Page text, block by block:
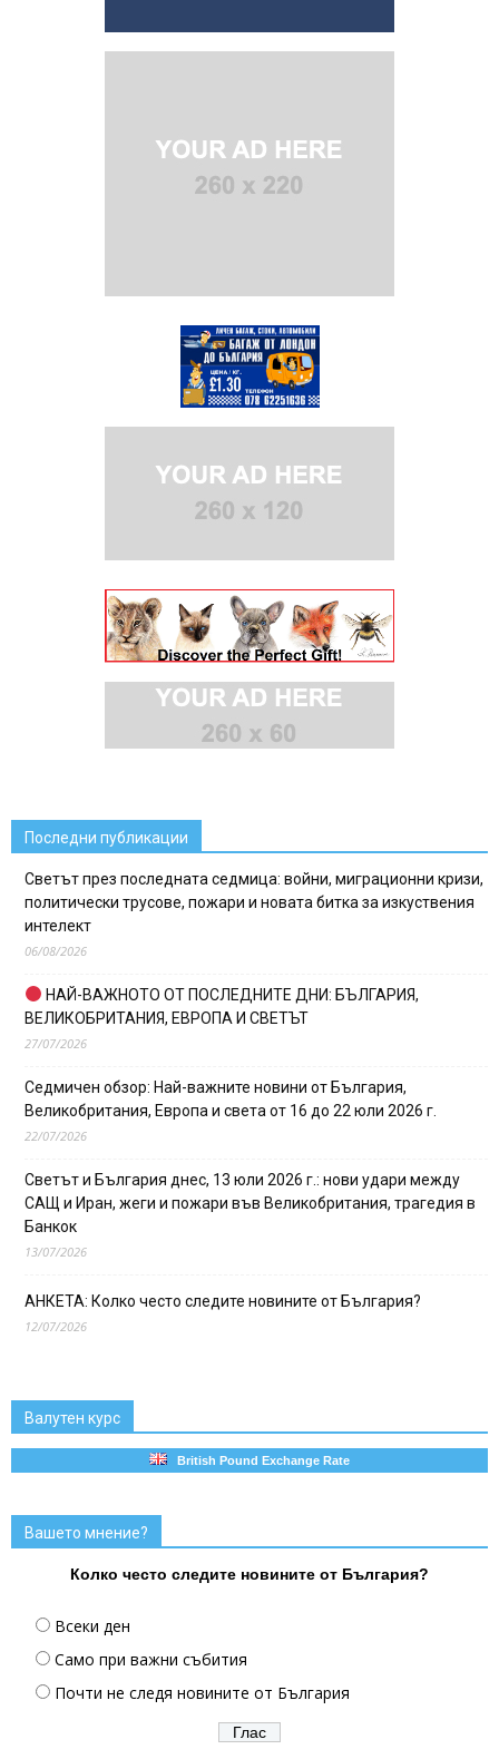
Последни публикации
Светът през последната седмица: войни, миграционни кризи,
политически трусове, пожари и новата битка за изкуствения
интелект
06/08/2026
НАЙ-ВАЖНОТО ОТ ПОСЛЕДНИТЕ ДНИ: БЪЛГАРИЯ,
ВЕЛИКОБРИТАНИЯ, ЕВРОПА И СВЕТЪТ
27/07/2026
Седмичен обзор: Най-важните новини от България,
Великобритания, Европа и света от 16 до 22 юли 2026 г.
22/07/2026
Светът и България днес, 13 юли 2026 г.: нови удари между
САЩ и Иран, жеги и пожари във Великобритания, трагедия в
Банкок
13/07/2026
АНКЕТА: Колко често следите новините от България?
12/07/2026
Валутен курс
British Pound Exchange Rate
Вашето мнение?
Колко често следите новините от България?
Всеки ден
Само при важни събития
Почти не следя новините от България